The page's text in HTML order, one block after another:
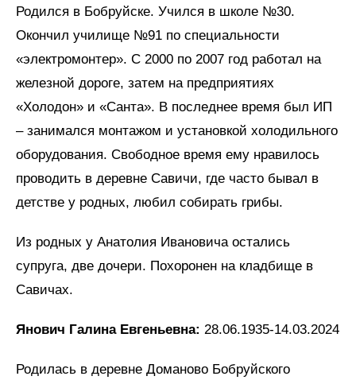
Родился в Бобруйске. Учился в школе №30.
Окончил училище №91 по специальности
«электромонтер». С 2000 по 2007 год работал на
железной дороге, затем на предприятиях
«Холодон» и «Санта». В последнее время был ИП
– занимался монтажом и установкой холодильного
оборудования. Свободное время ему нравилось
проводить в деревне Савичи, где часто бывал в
детстве у родных, любил собирать грибы.
Из родных у Анатолия Ивановича остались
супруга, две дочери. Похоронен на кладбище в
Савичах.
Янович Галина Евгеньевна: 28.06.1935-14.03.2024
Родилась в деревне Доманово Бобруйского